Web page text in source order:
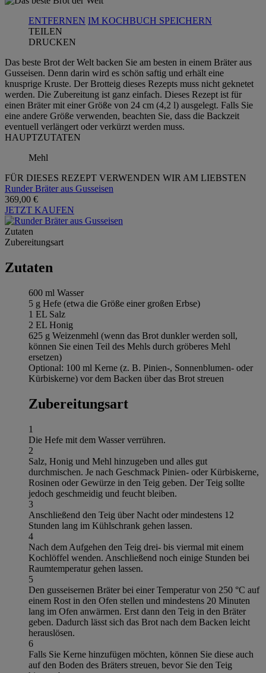
ENTFERNEN IM KOCHBUCH SPEICHERN
TEILEN
DRUCKEN
Das beste Brot der Welt backen Sie am besten in einem Bräter aus
Gusseisen. Denn darin wird es schön saftig und erhält eine
knusprige Kruste. Der Brotteig dieses Rezepts muss nicht geknetet
werden. Die Zubereitung ist ganz einfach. Dieses Rezept ist für
einen Bräter mit einer Größe von 24 cm (4,2 l) ausgelegt. Falls Sie
eine andere Größe verwenden, beachten Sie, dass die Backzeit
eventuell verlängert oder verkürzt werden muss.
HAUPTZUTATEN
Mehl
FÜR DIESES REZEPT VERWENDEN WIR AM LIEBSTEN
Runder Bräter aus Gusseisen
369,00 €
JETZT KAUFEN
Zutaten
Zubereitungsart
Zutaten
600 ml Wasser
5 g Hefe (etwa die Größe einer großen Erbse)
1 EL Salz
2 EL Honig
625 g Weizenmehl (wenn das Brot dunkler werden soll,
können Sie einen Teil des Mehls durch gröberes Mehl
ersetzen)
Optional: 100 ml Kerne (z. B. Pinien-, Sonnenblumen- oder
Kürbiskerne) vor dem Backen über das Brot streuen
Zubereitungsart
1
Die Hefe mit dem Wasser verrühren.
2
Salz, Honig und Mehl hinzugeben und alles gut
durchmischen. Je nach Geschmack Pinien- oder Kürbiskerne,
Rosinen oder Gewürze in den Teig geben. Der Teig sollte
jedoch geschmeidig und feucht bleiben.
3
Anschließend den Teig über Nacht oder mindestens 12
Stunden lang im Kühlschrank gehen lassen.
4
Nach dem Aufgehen den Teig drei- bis viermal mit einem
Kochlöffel wenden. Anschließend noch einige Stunden bei
Raumtemperatur gehen lassen.
5
Den gusseisernen Bräter bei einer Temperatur von 250 °C auf
einem Rost in den Ofen stellen und mindestens 20 Minuten
lang im Ofen anwärmen. Erst dann den Teig in den Bräter
geben. Dadurch lässt sich das Brot nach dem Backen leicht
herauslösen.
6
Falls Sie Kerne hinzufügen möchten, können Sie diese auch
auf den Boden des Bräters streuen, bevor Sie den Teig